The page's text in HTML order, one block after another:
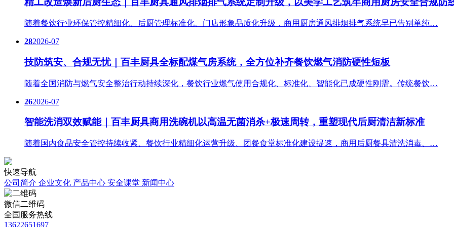
随着餐饮行业环保管控精细化、后厨管理标准化、门店形象品质化升级，商用厨房通风排烟排气系统早已告别单纯…
282026-07
技防筑安、合规无忧｜百丰厨具全标配煤气房系统，全方位补齐餐饮燃气消防硬性短板
随着全国消防与燃气安全整治行动持续深化，餐饮行业燃气使用合规化、标准化、智能化已成硬性刚需。传统餐饮…
262026-07
智能洗消双效赋能｜百丰厨具商用洗碗机以高温无菌消杀+极速周转，重塑现代后厨清洁新标准
随着国内食品安全管控持续收紧、餐饮行业精细化运营升级、团餐食堂标准化建设提速，商用后厨餐具清洗消毒、…
快速导航
公司简介 企业文化 产品中心 安全课堂 新闻中心
微信二维码
全国服务热线
13622651697